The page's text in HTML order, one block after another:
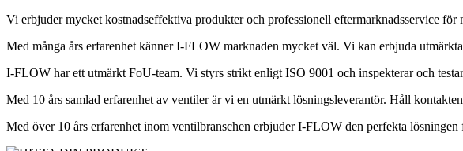
Vi erbjuder mycket kostnadseffektiva produkter och professionell eftermarknadsservice
Med många års erfarenhet känner I-FLOW marknaden mycket väl. Vi kan erbjuda
I-FLOW har ett utmärkt FoU-team. Vi styrs strikt enligt ISO 9001 och inspekterar och
Med 10 års samlad erfarenhet av ventiler är vi en utmärkt lösningsleverantör. Håll
Med över 10 års erfarenhet inom ventilbranschen erbjuder I-FLOW den perfekta